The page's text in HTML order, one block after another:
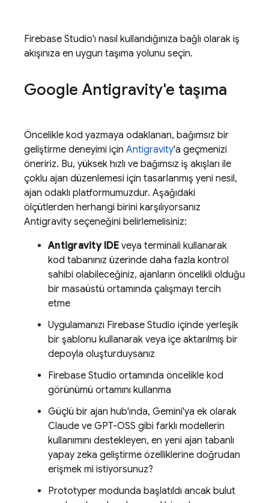
Firebase Studio'ı nasıl kullandığınıza bağlı olarak iş
akışınıza en uygun taşıma yolunu seçin.
Google Antigravity'e taşıma
Öncelikle kod yazmaya odaklanan, bağımsız bir
geliştirme deneyimi için Antigravity'a geçmenizi
öneririz. Bu, yüksek hızlı ve bağımsız iş akışları ile
çoklu ajan düzenlemesi için tasarlanmış yeni nesil,
ajan odaklı platformumuzdur. Aşağıdaki
ölçütlerden herhangi birini karşılıyorsanız
Antigravity seçeneğini belirlemelisiniz:
AntigravityIDEveya terminali kullanarak
kod tabanınız üzerinde daha fazla kontrol
sahibi olabileceğiniz, ajanların öncelikli olduğu
bir masaüstü ortamında çalışmayı tercih
etme
Uygulamanızı Firebase Studio içinde yerleşik
bir şablonu kullanarak veya içe aktarılmış bir
depoyla oluşturduysanız
Firebase Studio ortamında öncelikle kod
görünümü ortamını kullanma
Güçlü bir ajan hub'ında, Gemini'ya ek olarak
Claude ve GPT-OSS gibi farklı modellerin
kullanımını destekleyen, en yeni ajan tabanlı
yapay zeka geliştirme özelliklerine doğrudan
erişmek mi istiyorsunuz?
Prototyper modunda başlatıldı ancak bulut